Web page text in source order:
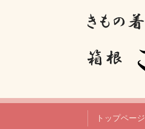
トップページ